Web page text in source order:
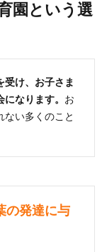
園という選
け、お子さま
なります。 お
い多くのこと
の発達に与